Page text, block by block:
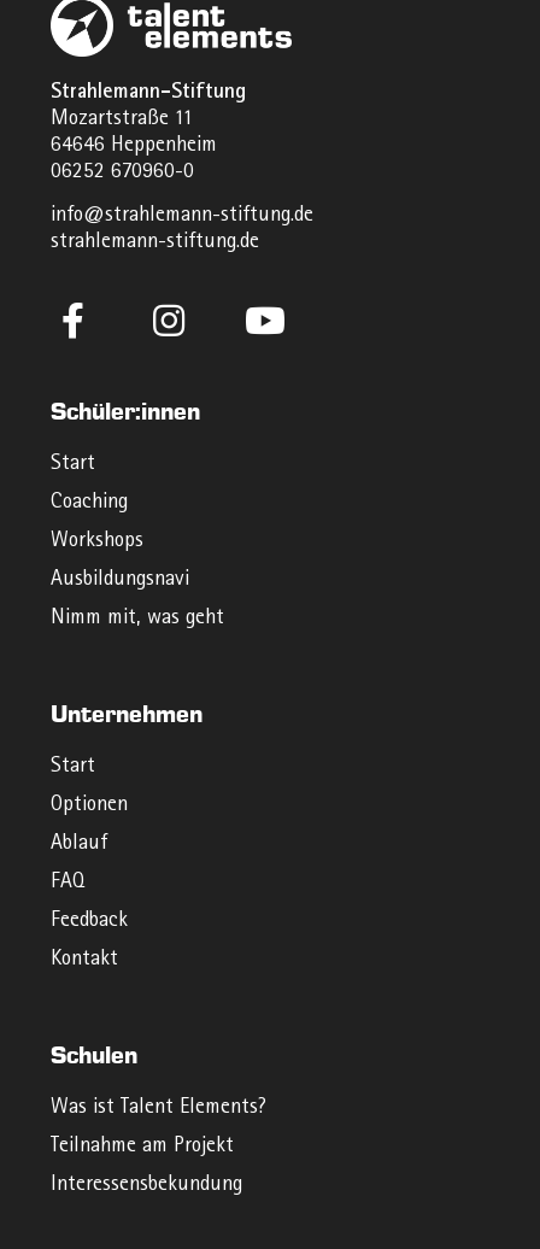
Strahlemann-Stiftung
Mozartstraße 11
64646 Heppenheim
06252 670960-0
info@strahlemann-stiftung.de
strahlemann-stiftung.de
Schüler:innen
Start
Coaching
Workshops
Ausbildungsnavi
Nimm mit, was geht
Unternehmen
Start
Optionen
Ablauf
FAQ
Feedback
Kontakt
Schulen
Was ist Talent Elements?
Teilnahme am Projekt
Interessensbekundung